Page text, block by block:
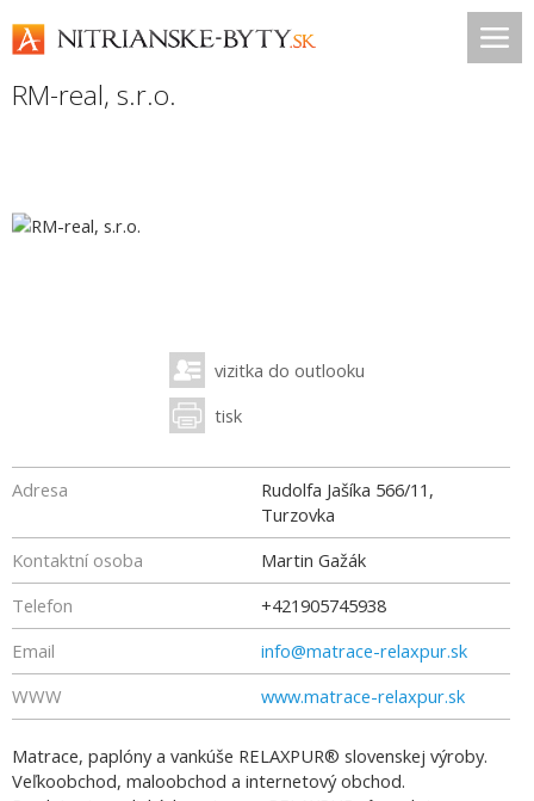
RM-real, s.r.o.
vizitka do outlooku
tisk
Adresa
Rudolfa Jašíka 566/11,
Turzovka
Kontaktní osoba
Martin Gažák
Telefon
+421905745938
Email
info@matrace-relaxpur.sk
WWW
www.matrace-relaxpur.sk
Matrace, paplóny a vankúše RELAXPUR® slovenskej výroby.
Veľkoobchod, maloobchod a internetový obchod.